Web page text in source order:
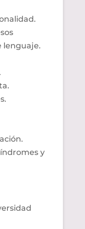
lenguaje.
y